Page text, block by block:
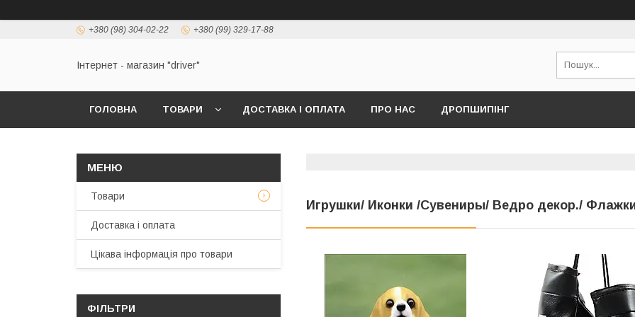
+380 (98) 304-02-22 +380 (99) 329-17-88
Інтернет - магазин "driver"
ГОЛОВНА ТОВАРИ ДОСТАВКА І ОПЛАТА ПРО НАС ДРОПШИПІНГ
Игрушки/ Иконки /Сувениры/ Ведро декор./
Товари
Доставка і оплата
Цікава інформація про товари
ФІЛЬТРИ